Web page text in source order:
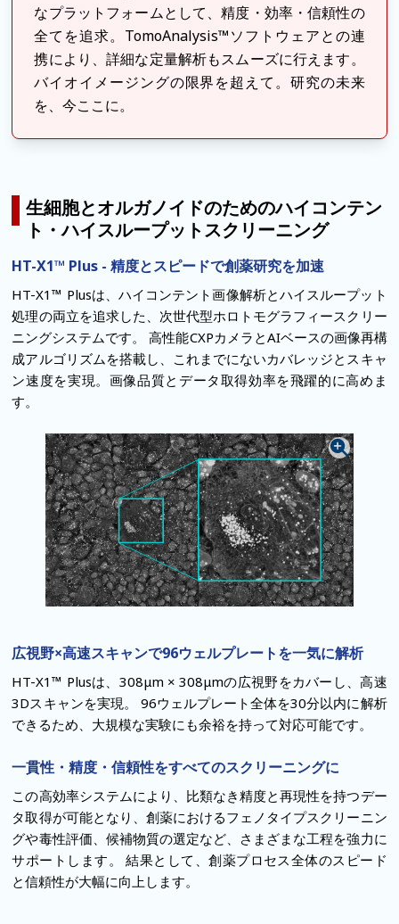
なプラットフォームとして、精度・効率・信頼性の
全てを追求。TomoAnalysis™ソフトウェアとの連
携により、詳細な定量解析もスムーズに行えます。
バイオイメージングの限界を超えて。研究の未来
を、今ここに。
生細胞とオルガノイドのためのハイコンテン
ト・ハイスループットスクリーニング
HT-X1™ Plus - 精度とスピードで創薬研究を加速
HT-X1™ Plusは、ハイコンテント画像解析とハイスループット
処理の両立を追求した、次世代型ホロトモグラフィースクリー
ニングシステムです。
高性能CXPカメラとAIベースの画像再構
成アルゴリズムを搭載し、これまでにないカバレッジとスキャ
ン速度を実現。画像品質とデータ取得効率を飛躍的に高めま
す。
広視野×高速スキャンで96ウェルプレートを一気に解析
HT-X1™ Plusは、308μm × 308μmの広視野をカバーし、高速
3Dスキャンを実現。
96ウェルプレート全体を30分以内に解析
できるため、大規模な実験にも余裕を持って対応可能です。
一貫性・精度・信頼性をすべてのスクリーニングに
この高効率システムにより、比類なき精度と再現性を持つデー
タ取得が可能となり、創薬におけるフェノタイプスクリーニン
グや毒性評価、候補物質の選定など、さまざまな工程を強力に
サポートします。
結果として、創薬プロセス全体のスピード
と信頼性が大幅に向上します。